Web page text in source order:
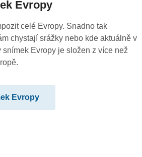
Evropy
celé Evropy. Snadno tak
chystají srážky nebo kde aktuálně v
snímek Evropy je složen z více než
Evropy